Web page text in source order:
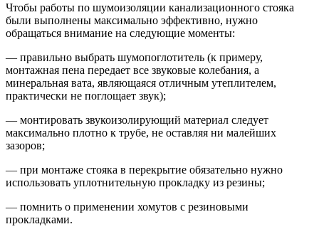
Чтобы работы по шумоизоляции канализационного стояка
были выполнены максимально эффективно, нужно
обращаться внимание на следующие моменты:
— правильно выбрать шумопоглотитель (к примеру,
монтажная пена передает все звуковые колебания, а
минеральная вата, являющаяся отличным утеплителем,
практически не поглощает звук);
— монтировать звукоизолирующий материал следует
максимально плотно к трубе, не оставляя ни малейших
зазоров;
— при монтаже стояка в перекрытие обязательно нужно
использовать уплотнительную прокладку из резины;
— помнить о применении хомутов с резиновыми
прокладками.